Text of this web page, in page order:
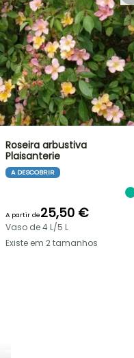
Roseira arbustiva
Plaisanterie
A DESCOBRIR
A partir de25,50 €
Vaso de 4 L/5 L
Existe em 2 tamanhos